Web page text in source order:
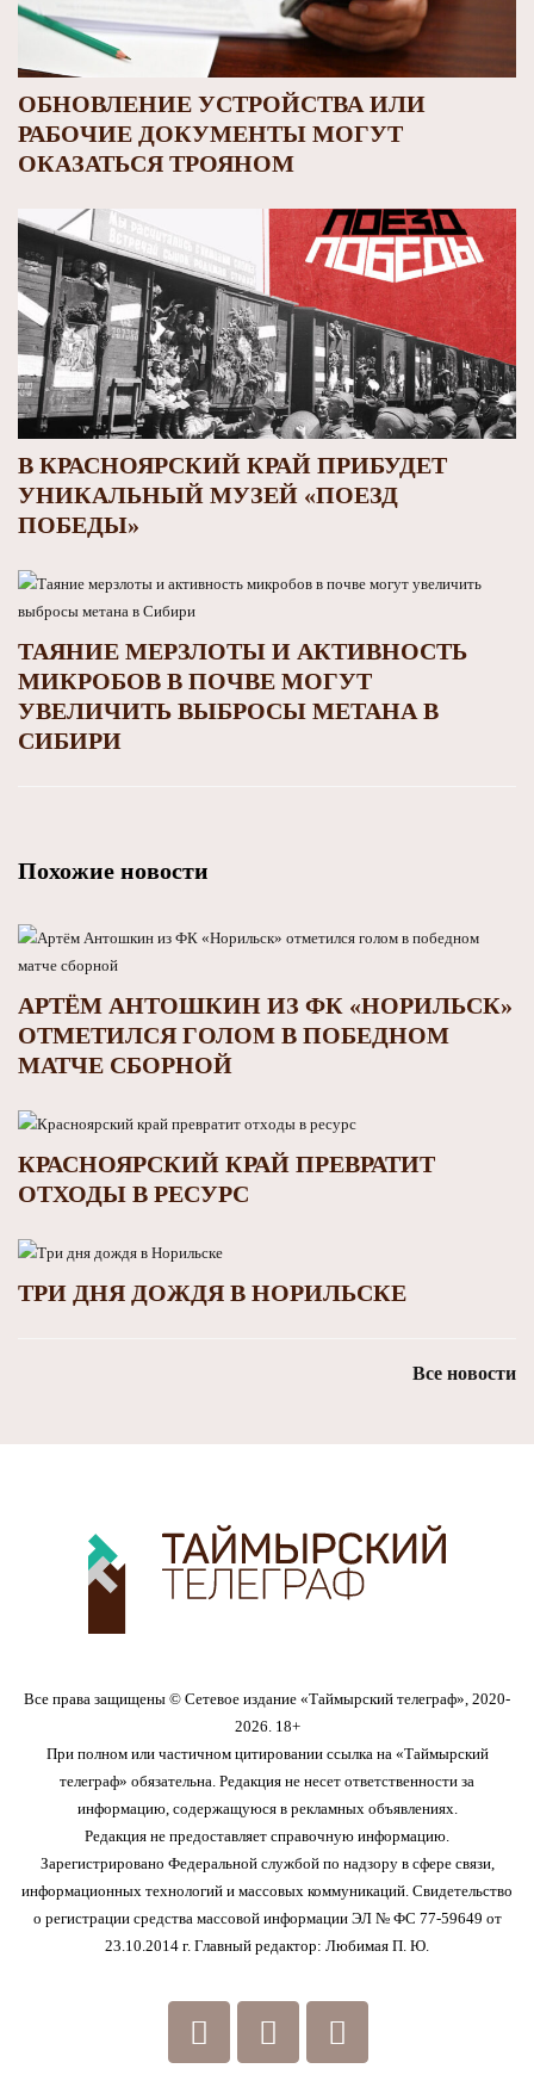
ОБНОВЛЕНИЕ УСТРОЙСТВА ИЛИ
РАБОЧИЕ ДОКУМЕНТЫ МОГУТ
ОКАЗАТЬСЯ ТРОЯНОМ
В КРАСНОЯРСКИЙ КРАЙ ПРИБУДЕТ
УНИКАЛЬНЫЙ МУЗЕЙ «ПОЕЗД
ПОБЕДЫ»
ТАЯНИЕ МЕРЗЛОТЫ И АКТИВНОСТЬ
МИКРОБОВ В ПОЧВЕ МОГУТ
УВЕЛИЧИТЬ ВЫБРОСЫ МЕТАНА В
СИБИРИ
Похожие новости
АРТЁМ АНТОШКИН ИЗ ФК «НОРИЛЬСК»
ОТМЕТИЛСЯ ГОЛОМ В ПОБЕДНОМ
МАТЧЕ СБОРНОЙ
КРАСНОЯРСКИЙ КРАЙ ПРЕВРАТИТ
ОТХОДЫ В РЕСУРС
ТРИ ДНЯ ДОЖДЯ В НОРИЛЬСКЕ
Все новости
Все права защищены © Сетевое издание «Таймырский телеграф», 2020-
2026. 18+
При полном или частичном цитировании ссылка на «Таймырский
телеграф» обязательна. Редакция не несет ответственности за
информацию, содержащуюся в рекламных объявлениях.
Редакция не предоставляет справочную информацию.
Зарегистрировано Федеральной службой по надзору в сфере связи,
информационных технологий и массовых коммуникаций. Свидетельство
о регистрации средства массовой информации ЭЛ № ФС 77-59649 от
23.10.2014 г. Главный редактор: Любимая П. Ю.